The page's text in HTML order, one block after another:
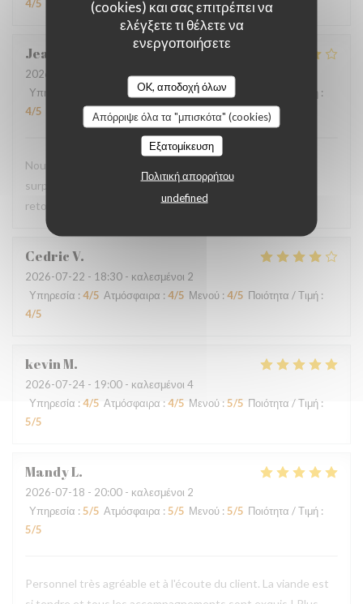
(cookies) και σας επιτρέπει να
ελέγξετε τι θέλετε να
ενεργοποιήσετε
OK, αποδοχή όλων
Απόρριψε όλα τα "μπισκότα" (cookies)
Εξατομίκευση
Πολιτική απορρήτου
undefined
4/5
Jean-Marie
2026-07-29
- 19:45 - καλεσμένοι 2
Υπηρεσία
Ατμόσφαιρα:4/5 Μενού: /5 Ποιότητα / Τιμή :
4/5
Nous avons pris le menu proposé et ce fut une agréable
surprise, le filet de viande BBB super délicieux Nous y
retournerons
CedricV
2026-07-22 - 18:30 - καλεσμένοι 2
Υπηρεσία : 4/5 Ατμόσφαιρα : 4/5 Μενού : 4/5 Ποιότητα / Τιμή :
4/5
kevinM
2026-07-24 - 19:00 - καλεσμένοι 4
Υπηρεσία : 4/5 Ατμόσφαιρα : 4/5 Μενού : 5/5 Ποιότητα / Τιμή :
5/5
MandyL
2026-07-18 - 20:00 - καλεσμένοι 2
Υπηρεσία : 5/5 Ατμόσφαιρα : 5/5 Μενού : 5/5 Ποιότητα / Τιμή :
5/5
Personnel très agréable et à l'écoute du client. La viande est